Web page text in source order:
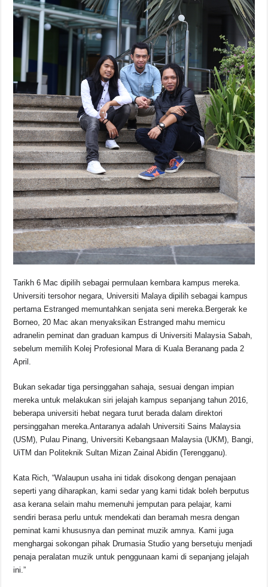
Tarikh 6 Mac dipilih sebagai permulaan kembara kampus mereka.
Universiti tersohor negara, Universiti Malaya dipilih sebagai kampus
pertama Estranged memuntahkan senjata seni mereka. Bergerak ke
Borneo, 20 Mac akan menyaksikan Estranged mahu memicu
adranelin peminat dan graduan kampus di Universiti Malaysia Sabah,
sebelum memilih Kolej Profesional Mara di Kuala Beranang pada 2
April.
Bukan sekadar tiga persinggahan sahaja, sesuai dengan impian
mereka untuk melakukan siri jelajah kampus sepanjang tahun 2016,
beberapa universiti hebat negara turut berada dalam direktori
persinggahan mereka.Antaranya adalah Universiti Sains Malaysia
(USM), Pulau Pinang, Universiti Kebangsaan Malaysia (UKM), Bangi,
UiTM dan Politeknik Sultan Mizan Zainal Abidin (Terengganu).
Kata Rich, “Walaupun usaha ini tidak disokong dengan penajaan
seperti yang diharapkan, kami sedar yang kami tidak boleh berputus
asa kerana selain mahu memenuhi jemputan para pelajar, kami
sendiri berasa perlu untuk mendekati dan beramah mesra dengan
peminat kami khususnya dan peminat muzik amnya. Kami juga
menghargai sokongan pihak Drumasia Studio yang bersetuju menjadi
penaja peralatan muzik untuk penggunaan kami di sepanjang jelajah
ini.”